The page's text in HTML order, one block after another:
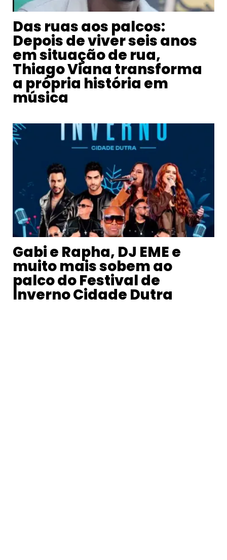
Das ruas aos palcos:
Depois de viver seis anos
em situação de rua,
Thiago Viana transforma
a própria história em
música
Gabi e Rapha, DJ EME e
muito mais sobem ao
palco do Festival de
Inverno Cidade Dutra